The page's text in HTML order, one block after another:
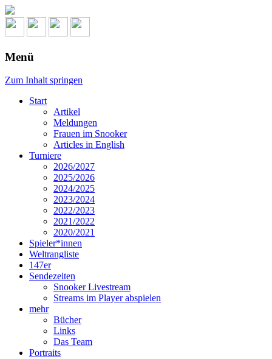
Menü
Zum Inhalt springen
Start
Artikel
Meldungen
Frauen im Snooker
Articles in English
Turniere
2026/2027
2025/2026
2024/2025
2023/2024
2022/2023
2021/2022
2020/2021
Spieler*innen
Weltrangliste
147er
Sendezeiten
Snooker Livestream
Streams im Player abspielen
mehr
Bücher
Links
Das Team
Portraits